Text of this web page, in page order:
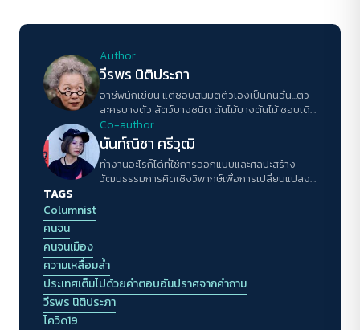
Author
วีรพร นิติประภา
อาชีพนักเขียน แต่ชอบสมมติตัวเองเป็นคนอื่น...ตัว
ละครบางตัว สัตว์บางชนิด ต้นไม้บางต้นไม้ ชอบเดิน
ทางในหัวโดยไม่ต้องเคลื่อนย้ายตัวไปไหน ไม่ชอบ
เวลาต้องตอบคำถามประเภทที่ไม่รู้ว่าคนถามจะรู้ไป
ทำไม กับถูกให้อธิบายตัวเอง
Co-author
นันท์ณิชา ศรีวุฒิ
ทำงานอะไรก็ได้ที่ใช้การออกแบบและศิลปะสร้าง
วัฒนธรรมการคิดเชิงวิพากษ์เพื่อการเปลี่ยนแปลง
TAGS
Columnist
คนจน
คนจนเมือง
ความเหลื่อมล้ำ
ประเทศเต็มไปด้วยคำตอบอันปราศจากคำถาม
วีรพร นิติประภา
โควิด19